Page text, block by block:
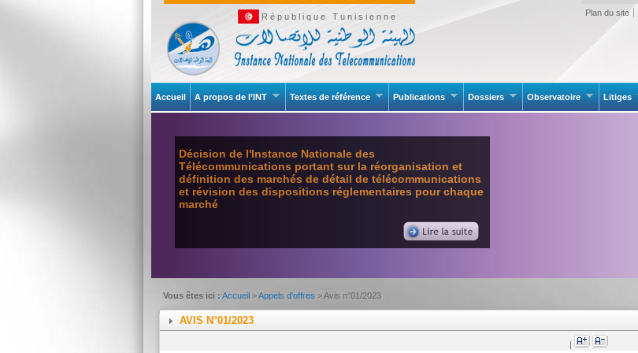
Plan du site
République Tunisienne
Accueil A propos de l’INT Textes de référence Publications Dossiers Observatoire Litiges
Décision de l'Instance Nationale des
Télécommunications portant sur la réorganisation et
définition des marchés de détail de télécommunications
et révision des dispositions réglementaires pour chaque
marché
Vous êtes ici : Accueil >Appels d'offres > Avis n°01/2023
AVIS N°01/2023
|